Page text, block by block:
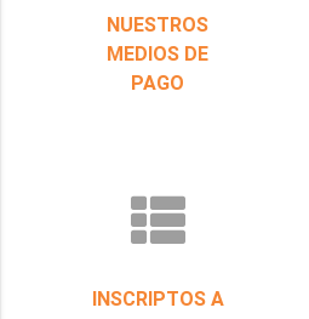
NUESTROS
MEDIOS DE
PAGO
INSCRIPTOS A